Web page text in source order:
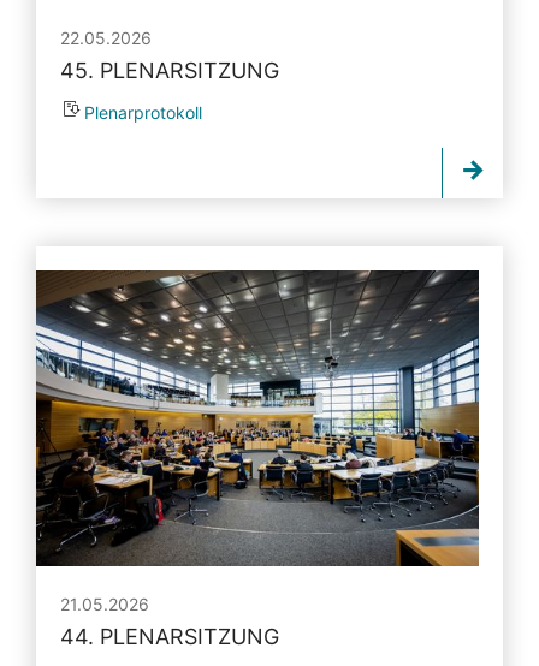
22.05.2026
45. PLENARSITZUNG
Plenarprotokoll
21.05.2026
44. PLENARSITZUNG